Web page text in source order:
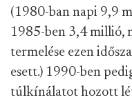
(1980-ban napi 9,9
1985-ben 3,4 millió,
termelése ezen
esett.) 1990-ben
túlkínálatot hozott